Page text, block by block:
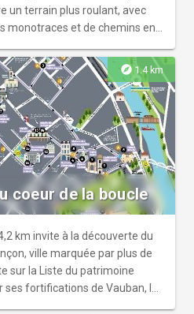
un terrain plus roulant, avec
monotraces et de chemins en
et la vieille ville avant de
plus urbain, sur le Fort de
au départ.
explore 1.4 km
coeur de la boucle
km invite à la découverte du
ville marquée par plus de
sur la Liste du patrimoine
ses fortifications de Vauban, la